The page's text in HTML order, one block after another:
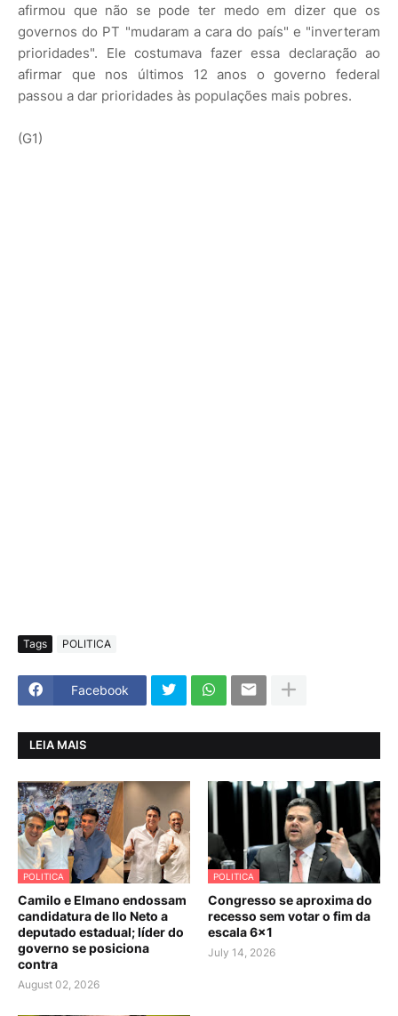
afirmou que não se pode ter medo em dizer que os
governos do PT "mudaram a cara do país" e "inverteram
prioridades". Ele costumava fazer essa declaração ao
afirmar que nos últimos 12 anos o governo federal
passou a dar prioridades às populações mais pobres.
(G1)
Tags POLITICA
Facebook
LEIA MAIS
POLITICA
Camilo e Elmano endossam
candidatura de Ilo Neto a
deputado estadual; líder do
governo se posiciona
contra
August 02, 2026
POLITICA
Congresso se aproxima do
recesso sem votar o fim da
escala 6×1
July 14, 2026